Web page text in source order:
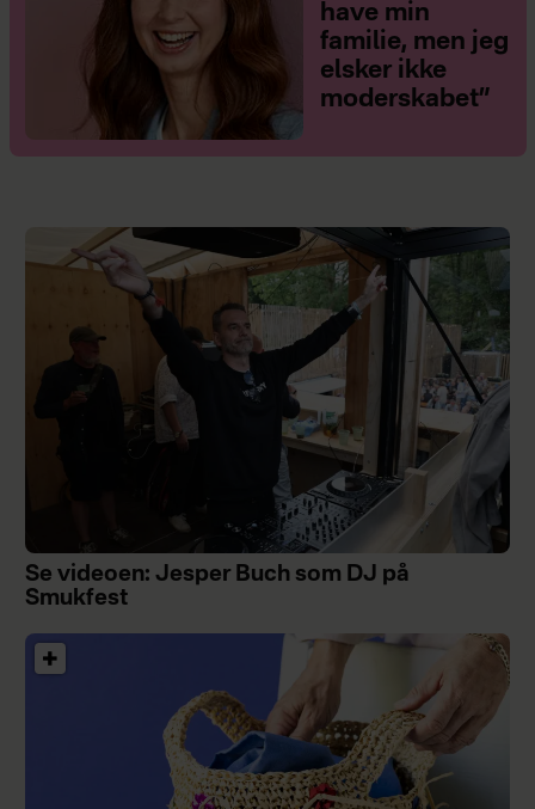
have min
familie, men jeg
elsker ikke
moderskabet”
Se videoen: Jesper Buch som DJ på
Smukfest